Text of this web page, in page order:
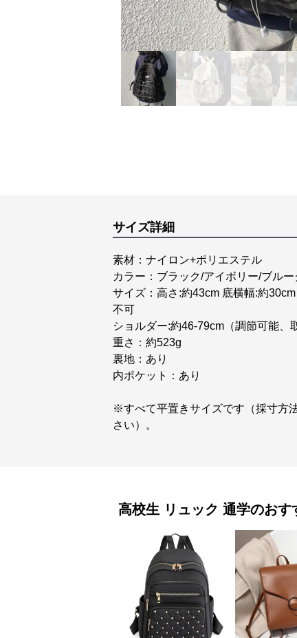
サイズ詳細
素材：ナイロン+ポリエステル
カラー：ブラック/アイボリー/ブルー
サイズ：高さ:約43cm 底横幅:約
不可
ショルダー:約46-79cm（調節可能、
重さ：約523g
裏地：あり
内ポケット：あり
※すべて平置きサイズです（採寸方
さい）。
高校生 リュック 通学のおす